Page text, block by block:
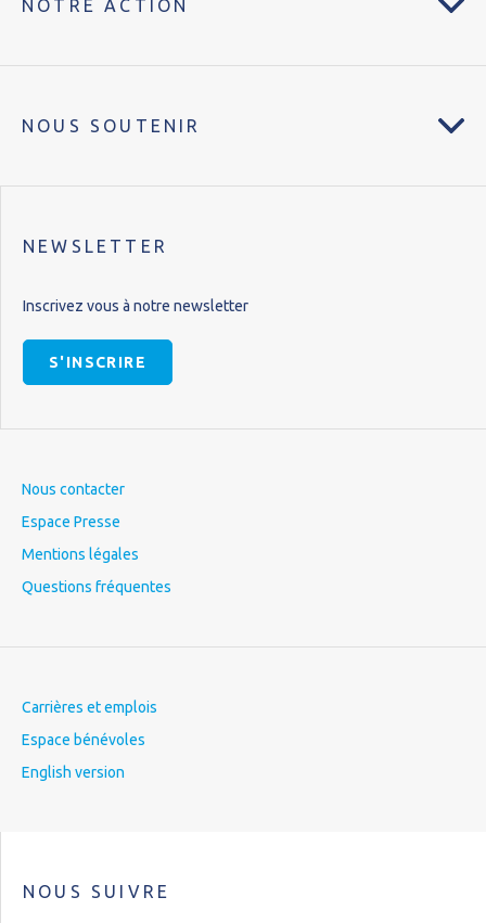
NOTRE ACTION
NOUS SOUTENIR
NEWSLETTER
Inscrivez vous à notre newsletter
S'INSCRIRE
Nous contacter
Espace Presse
Mentions légales
Questions fréquentes
Carrières et emplois
Espace bénévoles
English version
NOUS SUIVRE